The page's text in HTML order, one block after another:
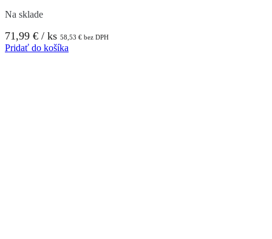
Na sklade
71,99 € / ks 58,53 € bez DPH
Pridať do košíka